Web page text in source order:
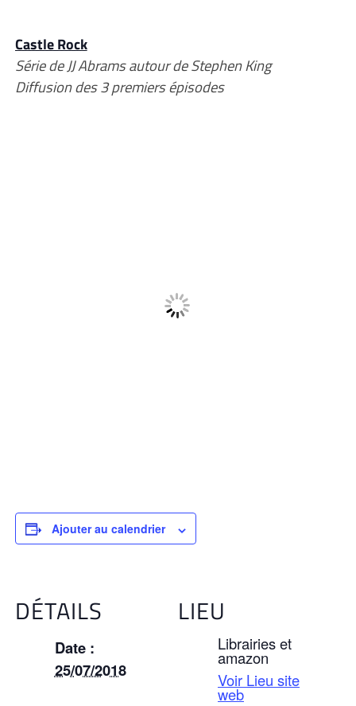
Castle Rock
Série de JJ Abrams autour de Stephen King
Diffusion des 3 premiers épisodes
Ajouter au calendrier
DÉTAILS
Date :
25/07/2018
LIEU
Librairies et
amazon
Voir Lieu site
web